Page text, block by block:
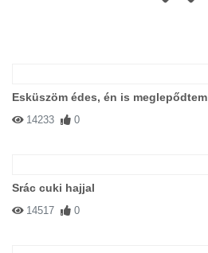
Esküszöm édes, én is meglepődtem
14233 0
Srác cuki hajjal
14517 0